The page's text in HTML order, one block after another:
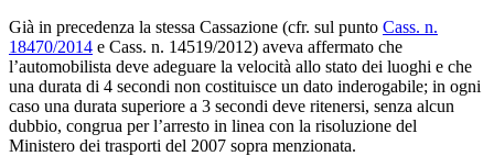
Già in precedenza la stessa Cassazione (cfr. sul punto Cass. n.
18470/2014 e Cass. n. 14519/2012) aveva affermato che
l’automobilista deve adeguare la velocità allo stato dei luoghi e che
una durata di 4 secondi non costituisce un dato inderogabile; in ogni
caso una durata superiore a 3 secondi deve ritenersi, senza alcun
dubbio, congrua per l’arresto in linea con la risoluzione del
Ministero dei trasporti del 2007 sopra menzionata.